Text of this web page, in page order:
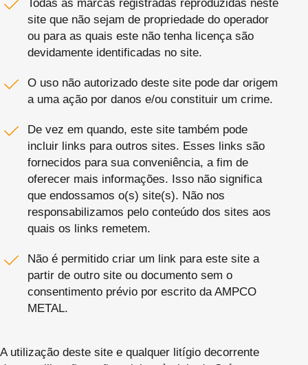
Todas as marcas registradas reproduzidas neste
site que não sejam de propriedade do operador
ou para as quais este não tenha licença são
devidamente identificadas no site.
O uso não autorizado deste site pode dar origem
a uma ação por danos e/ou constituir um crime.
De vez em quando, este site também pode
incluir links para outros sites. Esses links são
fornecidos para sua conveniência, a fim de
oferecer mais informações. Isso não significa
que endossamos o(s) site(s). Não nos
responsabilizamos pelo conteúdo dos sites aos
quais os links remetem.
Não é permitido criar um link para este site a
partir de outro site ou documento sem o
consentimento prévio por escrito da AMPCO
METAL.
A utilização deste site e qualquer litígio decorrente